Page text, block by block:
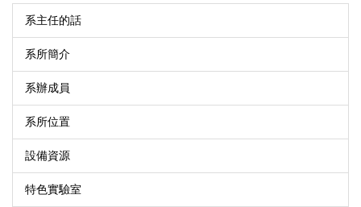
系主任的話
系所簡介
系辦成員
系所位置
設備資源
特色實驗室